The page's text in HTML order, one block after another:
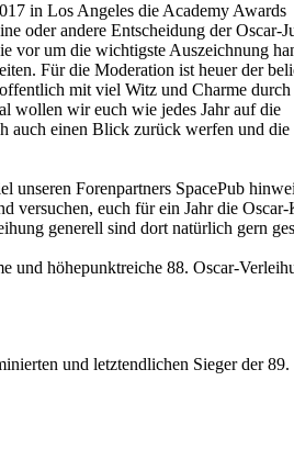
in Los Angeles die Academy Awards
oder andere Entscheidung der Oscar-
vor um die wichtigste Auszeichnung
Für die Moderation ist heuer der
mit viel Witz und Charme durch
wollen wir euch wie jedes Jahr auf die
auch einen Blick zurück werfen und die
unseren Forenpartners SpacePub
versuchen, euch für ein Jahr die
generell sind dort natürlich gern
und höhepunktreiche 88. Oscar-
und letztendlichen Sieger der 89.